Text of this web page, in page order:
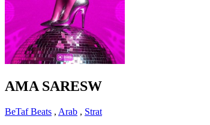
AMA SARESW
BeTaf Beats , Arab , Strat